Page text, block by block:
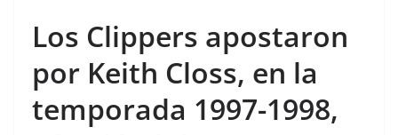
Los Clippers apostaron
por Keith Closs, en la
temporada 1997-1998,